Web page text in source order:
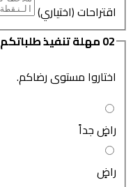
اقتراحات (اختياري)
02مهلة تنفيذ طلباتكم*
اختاروا مستوى رضاكم.
راضٍ جداً
راضٍ